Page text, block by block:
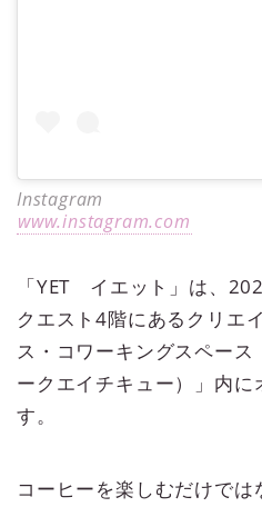
Instagram
www.instagram.com
「YET イエット」は、
クエスト4階にあるクリエ
ス・コワーキングスペース
ークエイチキュー）」内
す。
コーヒーを楽しむだけで